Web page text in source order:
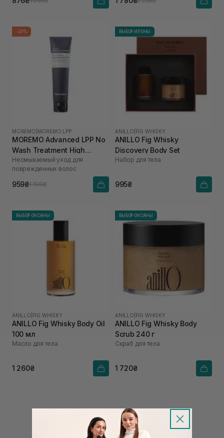
-20%
MOREMO MOREMO LPP
MOREMO Advanced LPP No
Wash Treatment High
Performance Salon
Technology 150 мл
Несмываемый уход для
поврежденных волос
959₴1 199₴
ВЫБОР ИЛОНЫ
ANILLO FIG WHISKY
ANILLO Fig Whisky
Discovery Body Set
Набор для тела
995₴
ВЫБОР ОКСАНЫ
ANILLO FIG WHISKY
ANILLO Fig Whisky Body Oil
100 мл
Масло для тела
1 260₴
ВЫБОР ОКСАНЫ
ANILLO FIG WHISKY
ANILLO Fig Whisky Body
Scrub 240 г
Скраб для тела
1 720₴